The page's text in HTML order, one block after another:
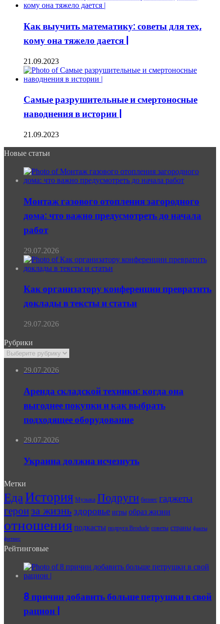
Как выучить математику: советы для тех,
кому она тяжело дается |
21.09.2023
Самые разрушительные и смертоносные
наводнения в истории |
21.09.2023
Новые статьи
Монтаж газового отопления загородного
дома: что важно предусмотреть до начала
работ
29.07.2026
Как организатору конференции превратить
доклады в тексты и статьи
29.07.2026
Рубрики
Рубрики
29.07.2026
Аренда складской техники: когда она
выгоднее покупки и как выбрать
подходящее оборудование
29.07.2026
Украина должна исчезнуть
Метки
ЕдаИстория Музыка Подруги бизнес гаджеты
герои за жизнь здоровье игры образ жизни
отношения подкасты подруга Brodude советы страны факты
фитнес
Рейтинговые
8 причин добавить больше петрушки в свой
рацион |